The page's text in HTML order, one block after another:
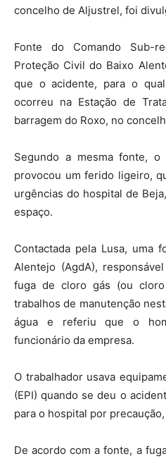
concelho de Aljustrel, foi
Fonte do Comando Sub-
Proteção Civil do Baixo
que o acidente, para o
ocorreu na Estação de
barragem do Roxo, no
Segundo a mesma fonte,
provocou um ferido ligeiro,
urgências do hospital de
espaço.
Contactada pela Lusa, uma
Alentejo (AgdA),
fuga de cloro gás (ou
trabalhos de manutenção
água e referiu que o
funcionário da empresa.
O trabalhador usava
(EPI) quando se deu o
para o hospital por
De acordo com a fonte, a